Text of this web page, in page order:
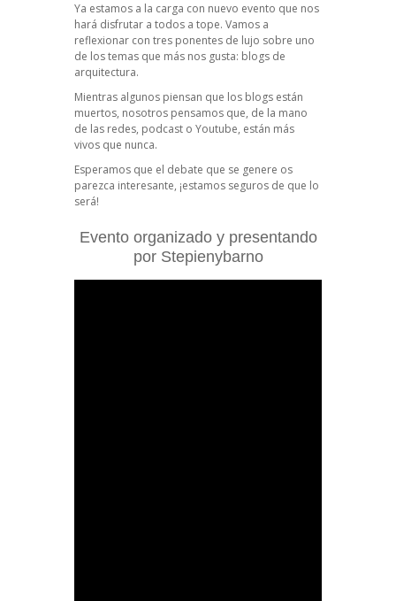
Ya estamos a la carga con nuevo evento que nos
hará disfrutar a todos a tope. Vamos a
reflexionar con tres ponentes de lujo sobre uno
de los temas que más nos gusta: blogs de
arquitectura.
Mientras algunos piensan que los blogs están
muertos, nosotros pensamos que, de la mano
de las redes, podcast o Youtube, están más
vivos que nunca.
Esperamos que el debate que se genere os
parezca interesante, ¡estamos seguros de que lo
será!
Evento organizado y presentando
por Stepienybarno